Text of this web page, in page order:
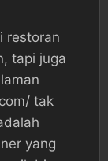
restoran
tapi juga
tak
yang